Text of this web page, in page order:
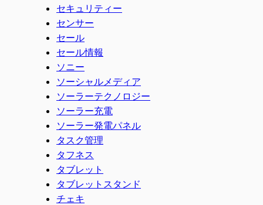
セキュリティー
センサー
セール
セール情報
ソニー
ソーシャルメディア
ソーラーテクノロジー
ソーラー充電
ソーラー発電パネル
タスク管理
タフネス
タブレット
タブレットスタンド
チェキ